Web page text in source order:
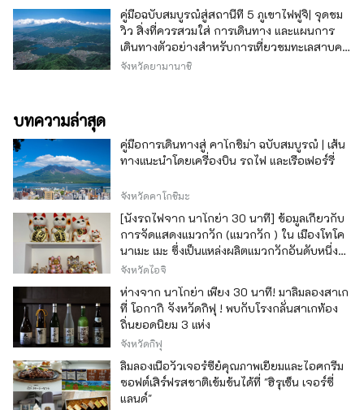
คู่มือฉบับสมบูรณ์สู่สถานีที่ 5 ภูเขาไฟฟูจิ| จุดชม
วิว สิ่งที่ควรสวมใส่ การเดินทาง และแผนการ
เดินทางตัวอย่างสำหรับการเที่ยวชมทะเลสาบคา
วากุจิ
จังหวัดยามานาชิ
บทความล่าสุด
คู่มือการเดินทางสู่ คาโกชิม่า ฉบับสมบูรณ์ | เส้น
ทางแนะนำโดยเครื่องบิน รถไฟ และเรือเฟอร์รี่
จังหวัดคาโกชิมะ
[นั่งรถไฟจาก นาโกย่า 30 นาที] ข้อมูลเกี่ยวกับ
การจัดแสดงแมวกวัก (แมวกวัก ) ใน เมืองโทโค
นาเมะ เมะ ซึ่งเป็นแหล่งผลิตแมวกวักอันดับหนึ่ง
ของญี่ปุ่น
จังหวัดไอจิ
ห่างจาก นาโกย่า เพียง 30 นาที! มาลิ้มลองสาเก
ที่ โอกากิ จังหวัดกิฟุ ! พบกับโรงกลั่นสาเกท้อง
ถิ่นยอดนิยม 3 แห่ง
จังหวัดกิฟุ
ลิ้มลองเนื้อวัวเจอร์ซีย์คุณภาพเยี่ยมและไอศกรีม
ซอฟต์เสิร์ฟรสชาติเข้มข้นได้ที่ "ฮิรุเซ็น เจอร์ซี่
แลนด์"